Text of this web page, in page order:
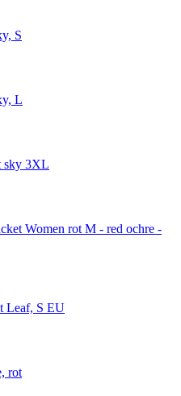
S
L
sky 3XL
Women rot M - red ochre -
Leaf, S EU
rot